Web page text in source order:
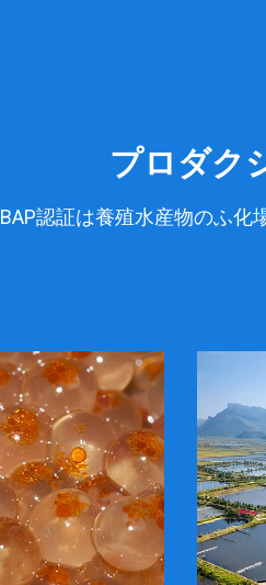
プロダク
BAP認証は養殖水産物のふ